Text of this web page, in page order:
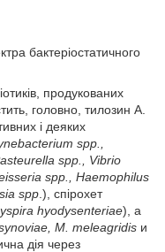
бактеріостатичного
продукованих
головно, тилозин А.
і деяких
spp.,
spp., Vibrio
spp., Haemophilus
spp .), спірохет
hyodysenteriae), а
M. meleagridis и
дія через